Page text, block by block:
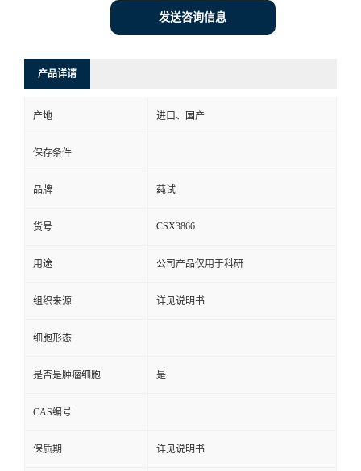
发送咨询信息
产品详请
产地 进口、国产
保存条件
品牌 莼试
货号 CSX3866
用途 公司产品仅用于科研
组织来源 详见说明书
细胞形态
是否是肿瘤细胞 是
CAS编号
保质期 详见说明书